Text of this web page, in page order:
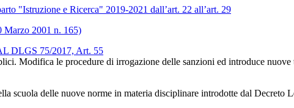
"Istruzione e Ricerca" 2019-2021 dall’art. 22 all’art. 29
Marzo 2001 n. 165)
DLGS 75/2017, Art. 55
Modifica le procedure di irrogazione delle sanzioni ed introduce
scuola delle nuove norme in materia disciplinare introdotte dal Decreto